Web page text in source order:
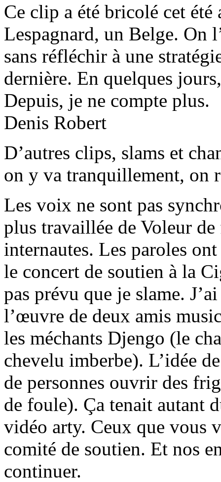
Ce clip a été bricolé cet été
Lespagnard, un Belge. On
sans réfléchir à une
dernière. En quelques
Depuis, je ne compte plus.
Denis Robert
D’autres clips, slams et
on y va tranquillement, on
Les voix ne sont pas
plus travaillée de Voleur
internautes. Les paroles
le concert de soutien à la
pas prévu que je slame.
l’œuvre de deux amis
les méchants Djengo (le
chevelu imberbe). L’idée
de personnes ouvrir des
de foule). Ça tenait autant
vidéo arty. Ceux que vous
comité de soutien. Et nos
continuer.